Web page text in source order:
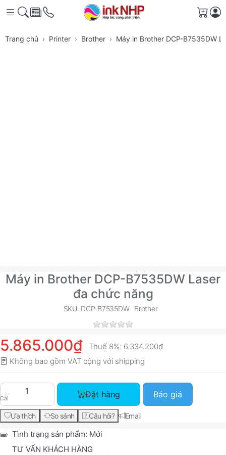
Giỏ
Trang chủ Printer Brother Máy in Brother DCP-B7535DW
Máy in Brother DCP-B7535DW Laser
đa chức năng
SKU: DCP-B7535DW Brother
5.865.000₫ Thuế 8%: 6.334.200₫
Không bao gồm VAT cộng với shipping
Cái
Máy in Brother DCP-B7535DW Laser đa chức
Đặt hàng Báo giá
Ưa thích So sánh Câu hỏi? Email
Tình trạng sản phẩm: Mới
TƯ VẤN KHÁCH HÀNG